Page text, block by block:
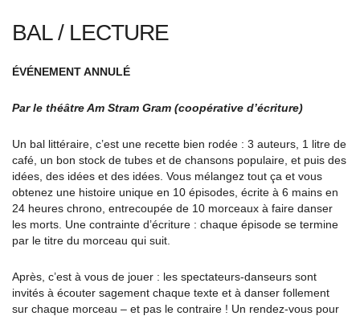
BAL / LECTURE
ÉVÉNEMENT ANNULÉ
Par le théâtre Am Stram Gram (coopérative d’écriture)
Un bal littéraire, c’est une recette bien rodée : 3 auteurs, 1 litre de
café, un bon stock de tubes et de chansons populaire, et puis des
idées, des idées et des idées. Vous mélangez tout ça et vous
obtenez une histoire unique en 10 épisodes, écrite à 6 mains en
24 heures chrono, entrecoupée de 10 morceaux à faire danser
les morts. Une contrainte d’écriture : chaque épisode se termine
par le titre du morceau qui suit.
Après, c’est à vous de jouer : les spectateurs-danseurs sont
invités à écouter sagement chaque texte et à danser follement
sur chaque morceau – et pas le contraire ! Un rendez-vous pour